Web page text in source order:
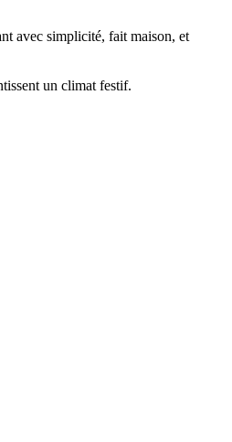
avec simplicité, fait maison, et
un climat festif.